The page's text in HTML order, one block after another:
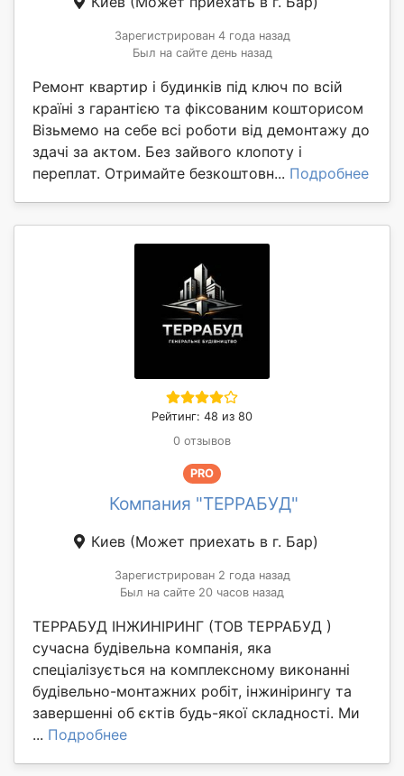
Зарегистрирован 4 года назад
Был на сайте день назад
Ремонт квартир і будинків під ключ по всій
країні з гарантією та фіксованим кошторисом
Візьмемо на себе всі роботи від демонтажу до
здачі за актом. Без зайвого клопоту і
переплат. Отримайте безкоштовн... Подробнее
Рейтинг: 48 из 80
0 отзывов
PRO
Компания "ТЕРРАБУД"
Киев (Может приехать в г. Бар)
Зарегистрирован 2 года назад
Был на сайте 20 часов назад
ТЕРРАБУД ІНЖИНІРИНГ (ТОВ ТЕРРАБУД )
сучасна будівельна компанія, яка
спеціалізується на комплексному виконанні
будівельно-монтажних робіт, інжинірингу та
завершенні об єктів будь-якої складності. Ми
... Подробнее